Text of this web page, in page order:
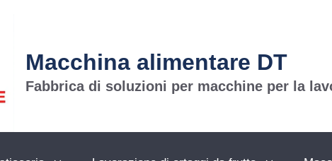
Macchina alimentare DT
Fabbrica di soluzioni per macchine per la